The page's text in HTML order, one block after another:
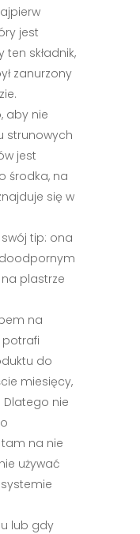
jest
ten składnik,
zanurzony
aby nie
strunowych
jest
środka, na
się w
swój tip: ona
plastrze
na
potrafi
do
miesięcy,
Dlatego nie
na nie
używać
lub gdy